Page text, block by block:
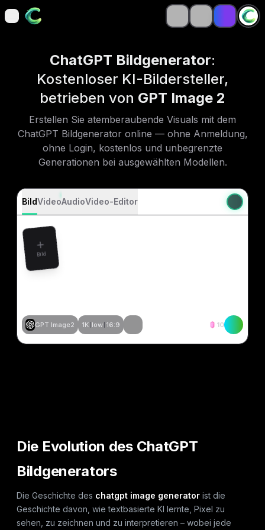
open navigation menu
open navigation menu
ChatGPT Bildgenerator:
Kostenloser KI-Bildersteller,
betrieben von GPT Image 2
Erstellen Sie atemberaubende Visuals mit dem
ChatGPT Bildgenerator online — ohne Anmeldung,
ohne Login, kostenlos und unbegrenzte
Generationen bei ausgewählten Modellen.
BildVideoAudioVideo-Editor
Bild
GPT Image2 1K low 16:9 10
Die Evolution des ChatGPT
Bildgenerators
Die Geschichte des chatgpt image generator ist die
Geschichte davon, wie textbasierte KI lernte, Pixel zu
sehen, zu zeichnen und zu interpretieren – wobei jede